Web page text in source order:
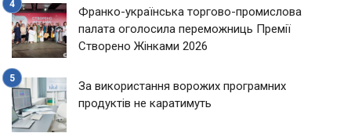
Франко-українська торгово-промислова
палата оголосила переможниць Премії
Створено Жінками 2026
За використання ворожих програмних
продуктів не каратимуть